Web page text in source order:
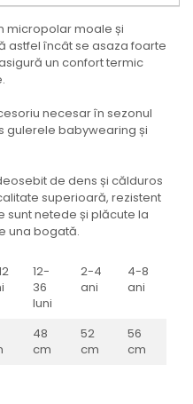
micropolar moale și
astfel încât se asaza foarte
un confort termic
necesar în sezonul
gulerele babywearing și
de dens și călduros
superioară, rezistent
sunt netede și plăcute la
una bogată.
12-
36
luni
2-4
ani
4-8
ani
48
cm
52
cm
56
cm